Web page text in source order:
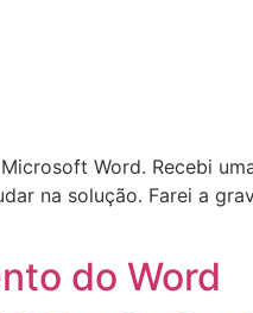
Word. Recebi
na solução. Farei a
do Word